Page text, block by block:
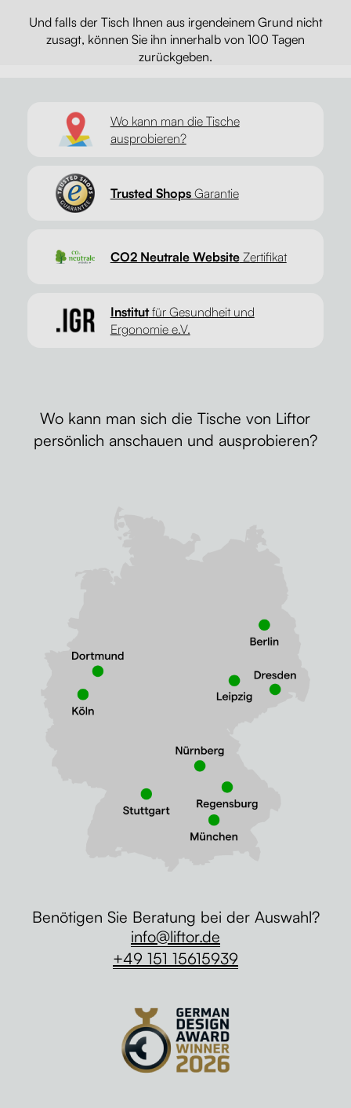
Und falls der Tisch Ihnen aus irgendeinem Grund nicht
zusagt, können Sie ihn innerhalb von 100 Tagen
zurückgeben.
Wo kann man die Tische
ausprobieren?
Trusted Shops Garantie
CO2 Neutrale WebsiteZertifikat
Institutfür Gesundheit und
Ergonomie e.V.
Wo kann man sich die Tische von Liftor
persönlich anschauen und ausprobieren?
Benötigen Sie Beratung bei der Auswahl?
info@liftor.de
+49 151 15615939